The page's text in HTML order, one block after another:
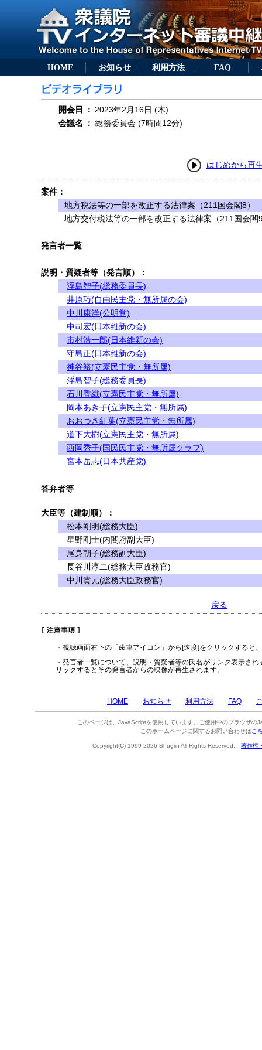
HOME お知らせ 利用方法 FAQ
開会日 ： 2023年2月16日 (木)
会議名
： 総務委員会 (7時間12分)
はじめから再
案件：
地方税法等の一部を改正する法律案（211国会閣8）
地方交付税法等の一部を改正する法律案（211国会閣
発言者一覧
説明・質疑者等（発言順）：
浮島智子(総務委員長)
井原巧(自由民主党・無所属の会)
中川康洋(公明党)
中司宏(日本維新の会)
市村浩一郎(日本維新の会)
守島正(日本維新の会)
神谷裕(立憲民主党・無所属)
浮島智子(総務委員長)
石川香織(立憲民主党・無所属)
岡本あき子(立憲民主党・無所属)
おおつき紅葉(立憲民主党・無所属)
道下大樹(立憲民主党・無所属)
西岡秀子(国民民主党・無所属クラブ)
宮本岳志(日本共産党)
答弁者等
大臣等（建制順）：
松本剛明(総務大臣)
星野剛士(内閣府副大臣)
尾身朝子(総務副大臣)
長谷川淳二(総務大臣政務官)
中川貴元(総務大臣政務官)
戻る
・視聴画面右下の「歯車アイコン」から[速度]をクリックすると
・発言者一覧について、説明・質疑者等の氏名がリンク表示さ
リックするとその発言者からの映像が再生されます。
HOME お知らせ 利用方法 FAQ
このページは、JavaScriptを使用しています。ご使用中のブラウザの
このホームページに関するお問い合わせは こ
Copyright(C) 1999-2026 Shugiin All Rights Reserved. 著作権